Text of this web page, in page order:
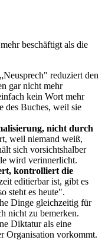
beschäftigt als die
„Neusprech" reduziert den
gar nicht mehr
kein Wort mehr
des Buches, weil sie
nicht durch
weil niemand weiß,
sich vorsichtshalber
wird verinnerlicht.
kontrolliert die
editierbar ist, gibt es
steht es heute".
Dinge gleichzeitig für
nicht zu bemerken.
Diktatur als eine
Organisation vorkommt.